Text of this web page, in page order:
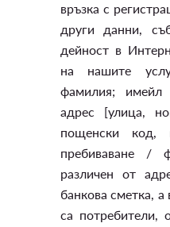
връзка с
други данни,
дейност в
на нашите
фамилия; имейл
адрес [улица,
пощенски код,
пребиваване
различен от
банкова сметка,
са потребители,